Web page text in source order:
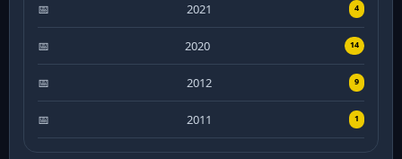
2021 4
2020 14
2012 9
2011 1